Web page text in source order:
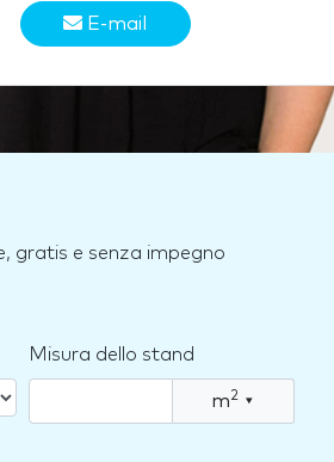
E-mail
gratis e senza impegno
Misura dello stand
m2 ▾